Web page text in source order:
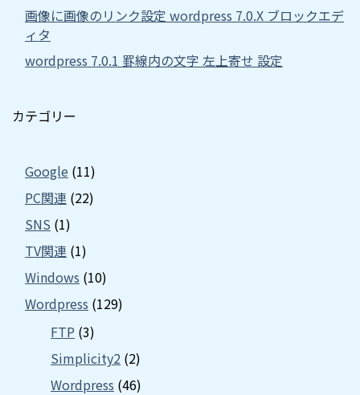
画像に画像のリンク設定 wordpress 7.0.X ブロックエデ
ィタ
wordpress 7.0.1 罫線内の文字 左上寄せ 設定
カテゴリー
Google (11)
PC関連 (22)
SNS (1)
TV関連 (1)
Windows (10)
Wordpress (129)
FTP (3)
Simplicity2 (2)
Wordpress (46)